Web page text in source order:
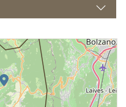
di una vacanza
colazioneIn
con scelta
targhetta.
In estate:
In autunno: